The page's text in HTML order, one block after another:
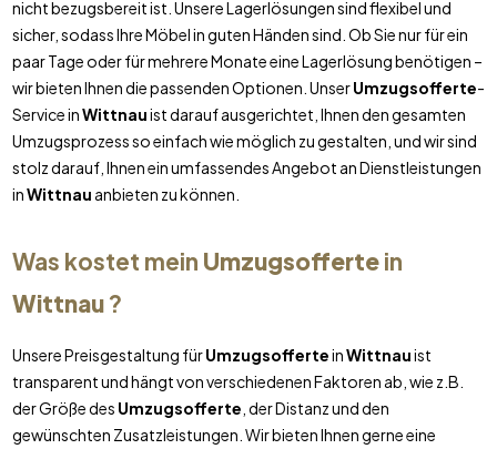
nicht bezugsbereit ist. Unsere Lagerlösungen sind flexibel und
sicher, sodass Ihre Möbel in guten Händen sind. Ob Sie nur für ein
paar Tage oder für mehrere Monate eine Lagerlösung benötigen –
wir bieten Ihnen die passenden Optionen. UnserUmzugsofferte-
Service inWittnauist darauf ausgerichtet, Ihnen den gesamten
Umzugsprozess so einfach wie möglich zu gestalten, und wir sind
stolz darauf, Ihnen ein umfassendes Angebot an Dienstleistungen
inWittnau anbieten zu können.
Was kostet mein Umzugsoffertein
Wittnau?
Unsere Preisgestaltung fürUmzugsofferteinWittnauist
transparent und hängt von verschiedenen Faktoren ab, wie z.B.
der Größe des Umzugsofferte , der Distanz und den
gewünschten Zusatzleistungen. Wir bieten Ihnen gerne eine